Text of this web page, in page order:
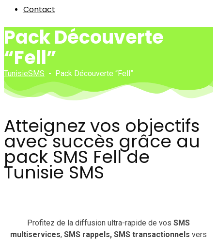
Contact
Pack Découverte
“Fell”
TunisieSMS - Pack Découverte “Fell”
Atteignez vos objectifs
avec succès grâce au
pack SMS Fell de
Tunisie SMS
Profitez de la diffusion ultra-rapide de vos SMS
multiservices, SMS rappels, SMS transactionnels vers